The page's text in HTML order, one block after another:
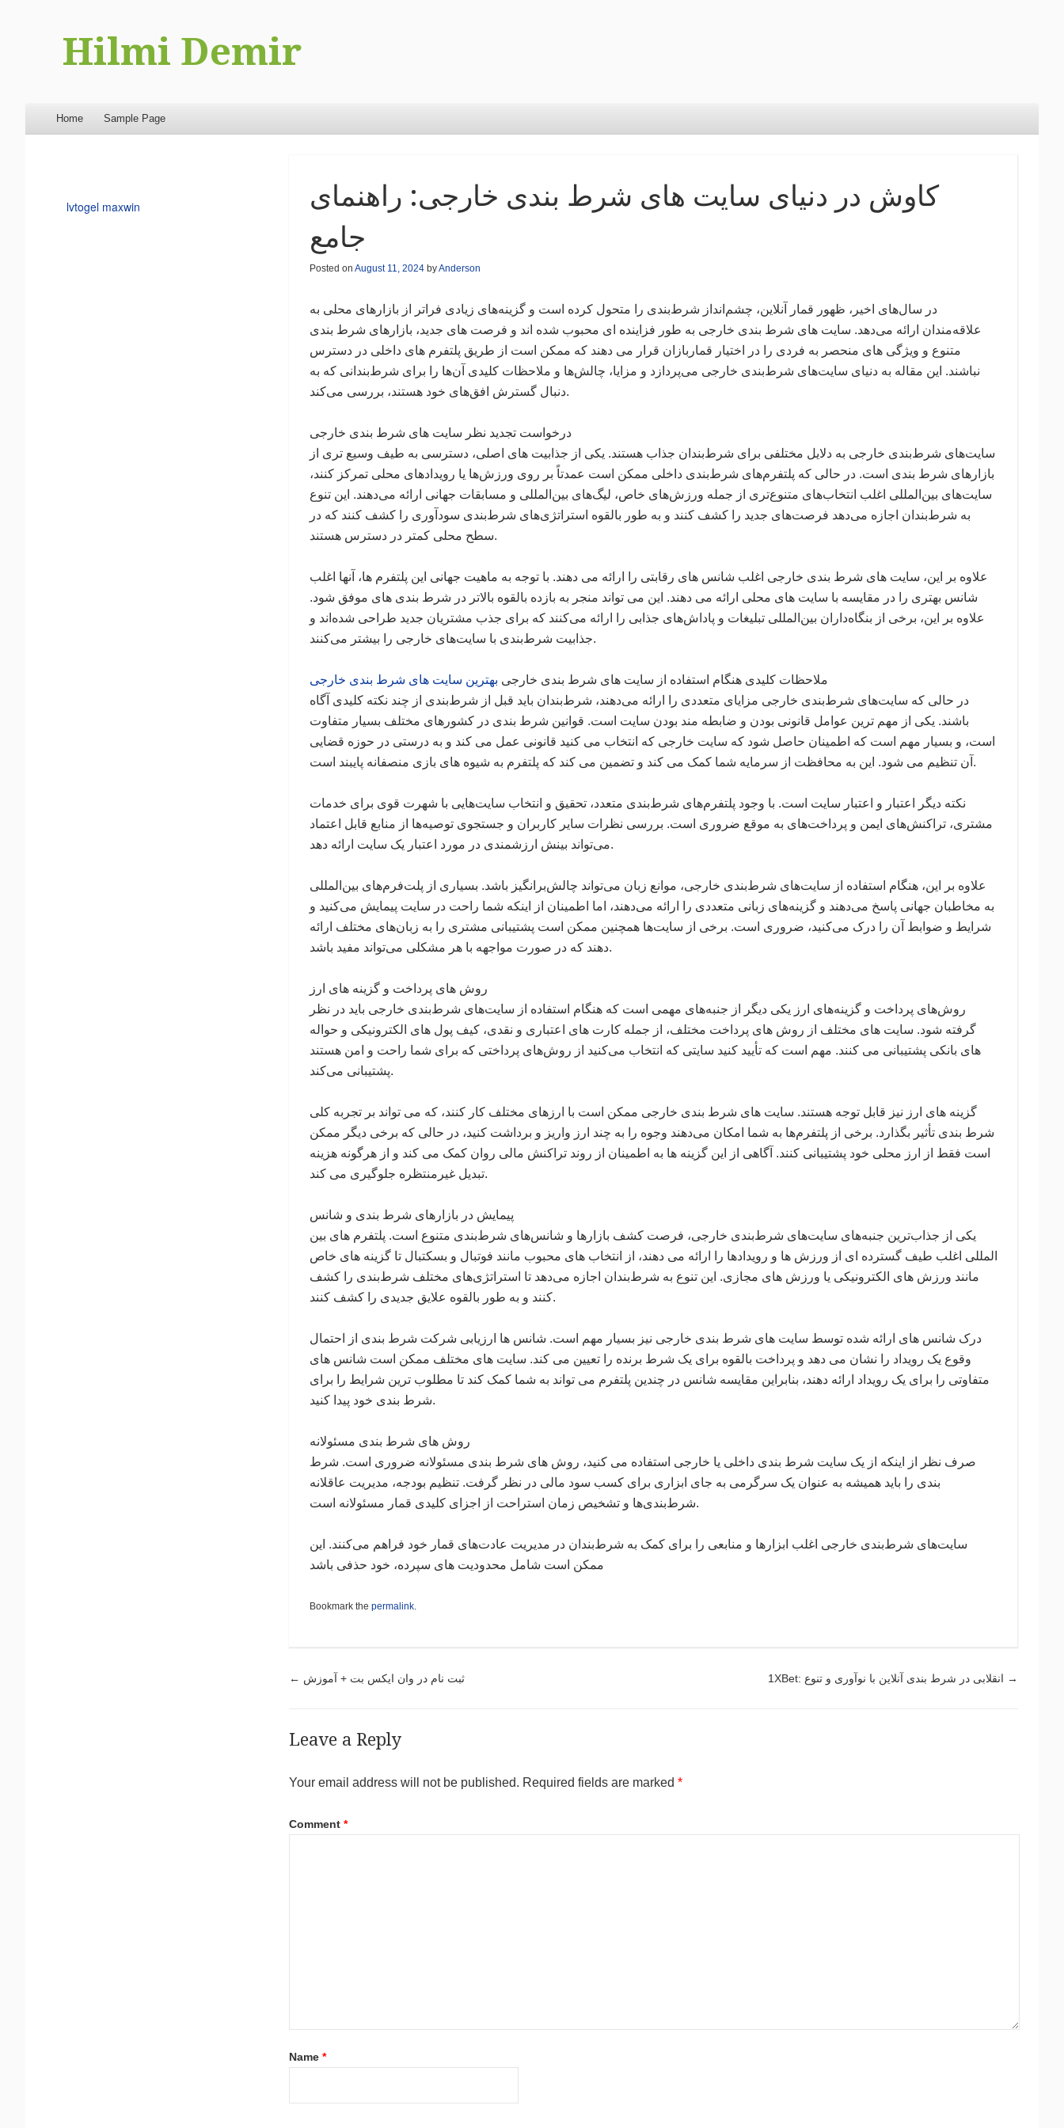
Hilmi Demir
Menu
Skip to content
Home Sample Page
کاوش در دنیای سایت های شرط بندی خارجی: راهنمای
جامع
Posted on August 11, 2024byAnderson
در سال‌های اخیر، ظهور قمار آنلاین، چشم‌انداز شرط‌بندی را متحول کرده است و گزینه‌های زیادی فراتر از بازارهای محلی به
علاقه‌مندان ارائه می‌دهد. سایت های شرط بندی خارجی به طور فزاینده ای محبوب شده اند و فرصت های جدید، بازارهای شرط بندی
متنوع و ویژگی های منحصر به فردی را در اختیار قماربازان قرار می دهند که ممکن است از طریق پلتفرم های داخلی در دسترس
نباشند. این مقاله به دنیای سایت‌های شرط‌بندی خارجی می‌پردازد و مزایا، چالش‌ها و ملاحظات کلیدی آن‌ها را برای شرط‌بندانی که به
دنبال گسترش افق‌های خود هستند، بررسی می‌کند.
درخواست تجدید نظر سایت های شرط بندی خارجی
سایت‌های شرط‌بندی خارجی به دلایل مختلفی برای شرط‌بندان جذاب هستند. یکی از جذابیت های اصلی، دسترسی به طیف وسیع تری از
بازارهای شرط بندی است. در حالی که پلتفرم‌های شرط‌بندی داخلی ممکن است عمدتاً بر روی ورزش‌ها یا رویدادهای محلی تمرکز کنند،
سایت‌های بین‌المللی اغلب انتخاب‌های متنوع‌تری از جمله ورزش‌های خاص، لیگ‌های بین‌المللی و مسابقات جهانی ارائه می‌دهند. این تنوع
به شرط‌بندان اجازه می‌دهد فرصت‌های جدید را کشف کنند و به طور بالقوه استراتژی‌های شرط‌بندی سودآوری را کشف کنند که در
سطح محلی کمتر در دسترس هستند.
علاوه بر این، سایت های شرط بندی خارجی اغلب شانس های رقابتی را ارائه می دهند. با توجه به ماهیت جهانی این پلتفرم ها، آنها اغلب
شانس بهتری را در مقایسه با سایت های محلی ارائه می دهند. این می تواند منجر به بازده بالقوه بالاتر در شرط بندی های موفق شود.
علاوه بر این، برخی از بنگاه‌داران بین‌المللی تبلیغات و پاداش‌های جذابی را ارائه می‌کنند که برای جذب مشتریان جدید طراحی شده‌اند و
جذابیت شرط‌بندی با سایت‌های خارجی را بیشتر می‌کنند.
ملاحظات کلیدی هنگام استفاده از سایت های شرط بندی خارجی بهترین سایت های شرط بندی خارجی
در حالی که سایت‌های شرط‌بندی خارجی مزایای متعددی را ارائه می‌دهند، شرط‌بندان باید قبل از شرط‌بندی از چند نکته کلیدی آگاه
باشند. یکی از مهم ترین عوامل قانونی بودن و ضابطه مند بودن سایت است. قوانین شرط بندی در کشورهای مختلف بسیار متفاوت
است، و بسیار مهم است که اطمینان حاصل شود که سایت خارجی که انتخاب می کنید قانونی عمل می کند و به درستی در حوزه قضایی
آن تنظیم می شود. این به محافظت از سرمایه شما کمک می کند و تضمین می کند که پلتفرم به شیوه های بازی منصفانه پایبند است.
نکته دیگر اعتبار و اعتبار سایت است. با وجود پلتفرم‌های شرط‌بندی متعدد، تحقیق و انتخاب سایت‌هایی با شهرت قوی برای خدمات
مشتری، تراکنش‌های ایمن و پرداخت‌های به موقع ضروری است. بررسی نظرات سایر کاربران و جستجوی توصیه‌ها از منابع قابل اعتماد
می‌تواند بینش ارزشمندی در مورد اعتبار یک سایت ارائه دهد.
علاوه بر این، هنگام استفاده از سایت‌های شرط‌بندی خارجی، موانع زبان می‌تواند چالش‌برانگیز باشد. بسیاری از پلت‌فرم‌های بین‌المللی
به مخاطبان جهانی پاسخ می‌دهند و گزینه‌های زبانی متعددی را ارائه می‌دهند، اما اطمینان از اینکه شما راحت در سایت پیمایش می‌کنید و
شرایط و ضوابط آن را درک می‌کنید، ضروری است. برخی از سایت‌ها همچنین ممکن است پشتیبانی مشتری را به زبان‌های مختلف ارائه
دهند که در صورت مواجهه با هر مشکلی می‌تواند مفید باشد.
روش های پرداخت و گزینه های ارز
روش‌های پرداخت و گزینه‌های ارز یکی دیگر از جنبه‌های مهمی است که هنگام استفاده از سایت‌های شرط‌بندی خارجی باید در نظر
گرفته شود. سایت های مختلف از روش های پرداخت مختلف، از جمله کارت های اعتباری و نقدی، کیف پول های الکترونیکی و حواله
های بانکی پشتیبانی می کنند. مهم است که تأیید کنید سایتی که انتخاب می‌کنید از روش‌های پرداختی که برای شما راحت و امن هستند
پشتیبانی می‌کند.
گزینه های ارز نیز قابل توجه هستند. سایت های شرط بندی خارجی ممکن است با ارزهای مختلف کار کنند، که می تواند بر تجربه کلی
شرط بندی تأثیر بگذارد. برخی از پلتفرم‌ها به شما امکان می‌دهند وجوه را به چند ارز واریز و برداشت کنید، در حالی که برخی دیگر ممکن
است فقط از ارز محلی خود پشتیبانی کنند. آگاهی از این گزینه ها به اطمینان از روند تراکنش مالی روان کمک می کند و از هرگونه هزینه
تبدیل غیرمنتظره جلوگیری می کند.
پیمایش در بازارهای شرط بندی و شانس
یکی از جذاب‌ترین جنبه‌های سایت‌های شرط‌بندی خارجی، فرصت کشف بازارها و شانس‌های شرط‌بندی متنوع است. پلتفرم های بین
المللی اغلب طیف گسترده ای از ورزش ها و رویدادها را ارائه می دهند، از انتخاب های محبوب مانند فوتبال و بسکتبال تا گزینه های خاص
مانند ورزش های الکترونیکی یا ورزش های مجازی. این تنوع به شرط‌بندان اجازه می‌دهد تا استراتژی‌های مختلف شرط‌بندی را کشف
کنند و به طور بالقوه علایق جدیدی را کشف کنند.
درک شانس های ارائه شده توسط سایت های شرط بندی خارجی نیز بسیار مهم است. شانس ها ارزیابی شرکت شرط بندی از احتمال
وقوع یک رویداد را نشان می دهد و پرداخت بالقوه برای یک شرط برنده را تعیین می کند. سایت های مختلف ممکن است شانس های
متفاوتی را برای یک رویداد ارائه دهند، بنابراین مقایسه شانس در چندین پلتفرم می تواند به شما کمک کند تا مطلوب ترین شرایط را برای
شرط بندی خود پیدا کنید.
روش های شرط بندی مسئولانه
صرف نظر از اینکه از یک سایت شرط بندی داخلی یا خارجی استفاده می کنید، روش های شرط بندی مسئولانه ضروری است. شرط
بندی را باید همیشه به عنوان یک سرگرمی به جای ابزاری برای کسب سود مالی در نظر گرفت. تنظیم بودجه، مدیریت عاقلانه
شرط‌بندی‌ها و تشخیص زمان استراحت از اجزای کلیدی قمار مسئولانه است.
سایت‌های شرط‌بندی خارجی اغلب ابزارها و منابعی را برای کمک به شرط‌بندان در مدیریت عادت‌های قمار خود فراهم می‌کنند. این
ممکن است شامل محدودیت های سپرده، خود حذفی باشد
Bookmark the permalink.
Post navigation
← ثبت نام در وان ایکس بت + آموزش →
Leave a Reply
Your email address will not be published. Required fields are marked *
Comment *
Name *
lvtogel maxwin